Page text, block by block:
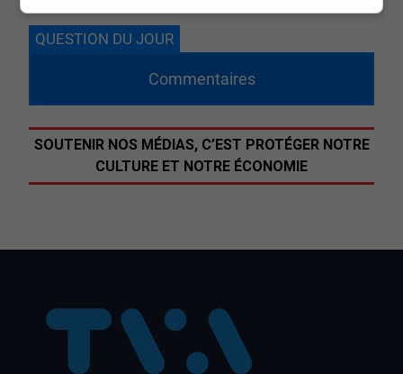
QUESTION DU JOUR
Commentaires
SOUTENIR NOS MÉDIAS, C’EST PROTÉGER NOTRE
CULTURE ET NOTRE ÉCONOMIE